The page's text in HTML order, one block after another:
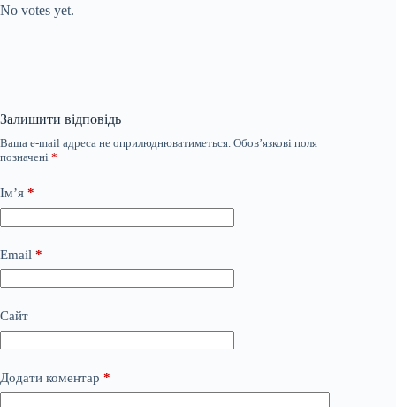
No votes yet.
Залишити відповідь
Ваша e-mail адреса не оприлюднюватиметься. Обов’язкові поля
позначені *
Ім’я *
Email *
Сайт
Додати коментар *